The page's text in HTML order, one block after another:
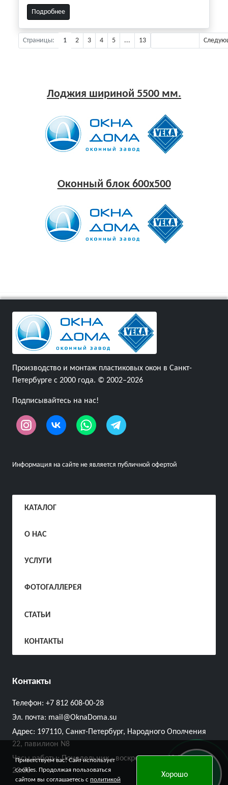
Подробнее
Страницы: 1 2 3 4 5 ... 13
Лоджия шириной 5500 мм.
Оконный блок 600x500
Производство и монтаж пластиковых окон в Санкт-
Петербурге с 2000 года. © 2002–2026
Подписывайтесь на нас!
Информация на сайте не является публичной офертой
КАТАЛОГ
О НАС
УСЛУГИ
ФОТОГАЛЛЕРЕЯ
СТАТЬИ
КОНТАКТЫ
Контакты
Телефон: +7 812 608-00-28
Эл. почта: mail@OknaDoma.su
Адрес: 197110, Санкт-Петербург, Народного Ополчения
22, павилион N8
Часы работы: Понедельник - воскресенье с 10:00 до
22:00
Приветствуем вас! Сайт использует
cookies. Продолжая пользоваться
сайтом вы соглашаетесь с политикой
Хорошо